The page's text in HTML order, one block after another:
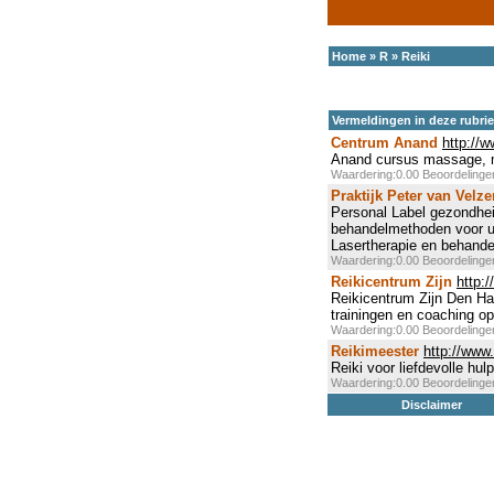
Home » R » Reiki
Vermeldingen in deze
Centrum Anand http://
Anand cursus massage,
Waardering:0.00
Praktijk Peter van
Personal Label
behandelmethoden voor
Lasertherapie en
Waardering:0.00
Reikicentrum Zijn
Reikicentrum Zijn Den
trainingen en coaching
Waardering:0.00
Reikimeester http://
Reiki voor liefdevolle
Waardering:0.00
Disclaimer